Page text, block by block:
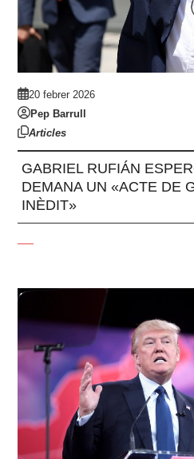
20 febrer 2026
Pep Barrull
Articles
GABRIEL RUFIÁN
DEMANA UN «ACTE DE
INÈDIT»